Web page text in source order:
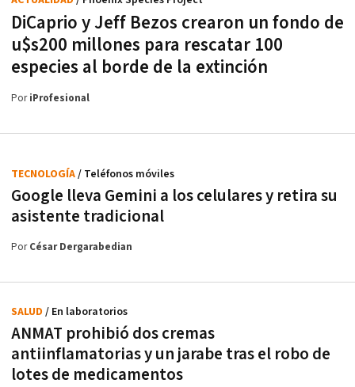
DiCaprio y Jeff Bezos crearon un fondo de
u$s200 millones para rescatar 100
especies al borde de la extinción
PoriProfesional
Google lleva Gemini a los celulares y retira su
asistente tradicional
TECNOLOGÍA/ Teléfonos móviles
PorCésar Dergarabedian
ANMAT prohibió dos cremas
antiinflamatorias y un jarabe tras el robo de
lotes de medicamentos
SALUD / En laboratorios